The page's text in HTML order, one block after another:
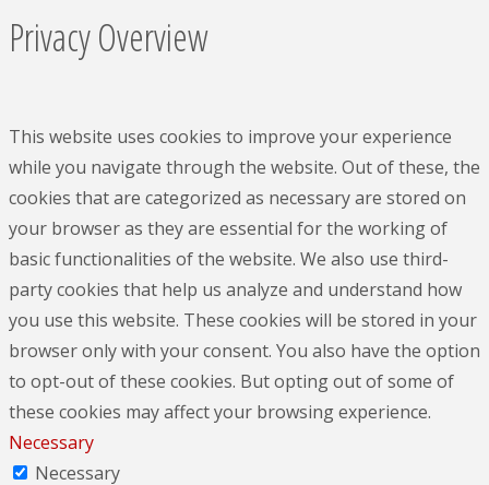
Privacy Overview
This website uses cookies to improve your experience
while you navigate through the website. Out of these, the
cookies that are categorized as necessary are stored on
your browser as they are essential for the working of
basic functionalities of the website. We also use third-
party cookies that help us analyze and understand how
you use this website. These cookies will be stored in your
browser only with your consent. You also have the option
to opt-out of these cookies. But opting out of some of
these cookies may affect your browsing experience.
Necessary
Necessary